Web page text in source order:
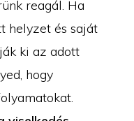
reagál. Ha
helyzet és saját
ki az adott
hogy